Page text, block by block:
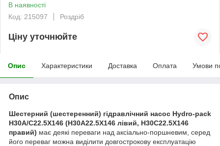
В наявності
Код: 215097
Роздріб
Ціну уточнюйте
Опис Характеристики Доставка Оплата Умови
Опис
Шестерний (шестеренний) гідравлічний насос Нydro-pack
H30A/C22.5X146 (H30A22.5X146 лівий, H30C22.5X146
правий) має деякі переваги над аксіально-поршневим, серед
його переваг можна виділити довгострокову експлуатацію